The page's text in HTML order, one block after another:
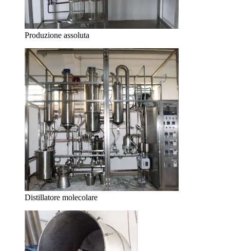
Produzione assoluta
Distillatore molecolare